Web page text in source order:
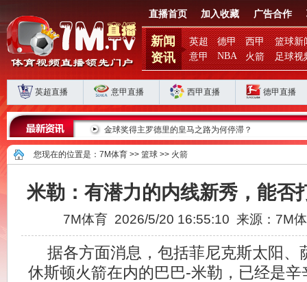
直播首页 加入收藏 广告合作
新闻
资讯
英超 德甲 西甲
篮球新
意甲
NBA 火箭 足球视
英超直播 意甲直播 西甲直播 德甲直播
军团重返巅峰 金球奖得主罗德里的皇马之路为何停滞？
您现在的位置是： 7M体育 >> 篮球 >> 火箭
米勒：有潜力的内线新秀，能否
7M体育 2026/5/20 16:55:10 来源：7M
据各方面消息，包括菲尼克斯太阳、
休斯顿火箭在内的巴巴-米勒，已经是